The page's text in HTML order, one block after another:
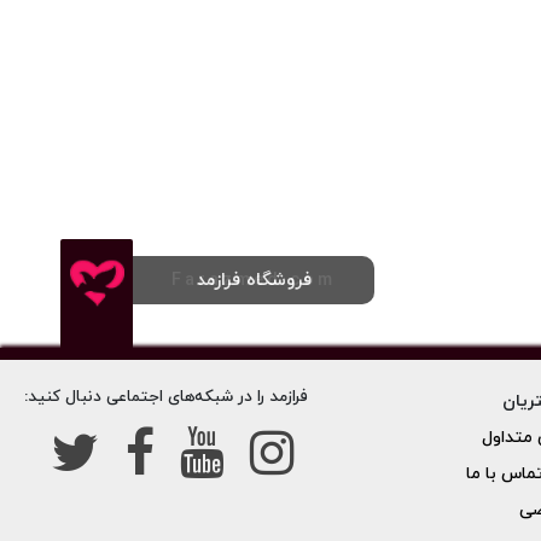
فروشگاه فرازمد
Farazmed.com
با ما
فرازمد را در شبکه‌های اجتماعی دنبال کنید: